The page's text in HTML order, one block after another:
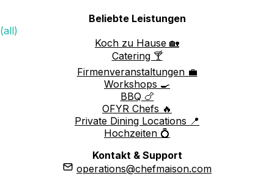
Beliebte Leistungen
(all)
Koch zu Hause 🏡
Catering 🍸
Firmenveranstaltungen 💼
Workshops 🍳
BBQ 🍗
OFYR Chefs 🔥
Private Dining Locations 📍
Hochzeiten 💍
Kontakt & Support
operations@chefmaison.com